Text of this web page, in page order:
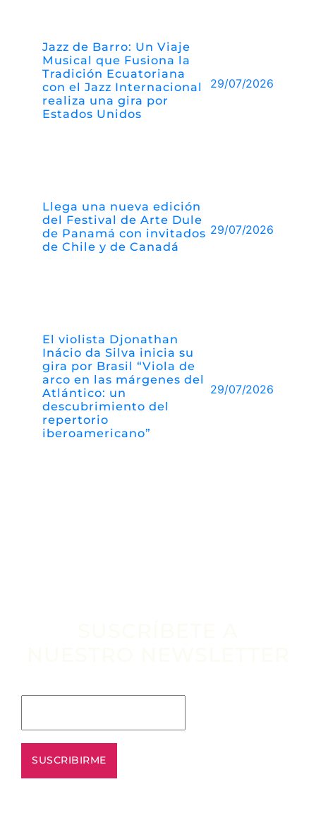
Jazz de Barro: Un Viaje
Musical que Fusiona la
Tradición Ecuatoriana
con el Jazz Internacional
realiza una gira por
Estados Unidos
29/07/2026
Llega una nueva edición
del Festival de Arte Dule
de Panamá con invitados
de Chile y de Canadá
29/07/2026
El violista Djonathan
Inácio da Silva inicia su
gira por Brasil “Viola de
arco en las márgenes del
Atlántico: un
descubrimiento del
repertorio
iberoamericano”
29/07/2026